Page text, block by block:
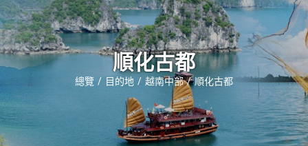
際
旅
行
社
南
順化古都
總覽 目的地 越南中部 順化古都